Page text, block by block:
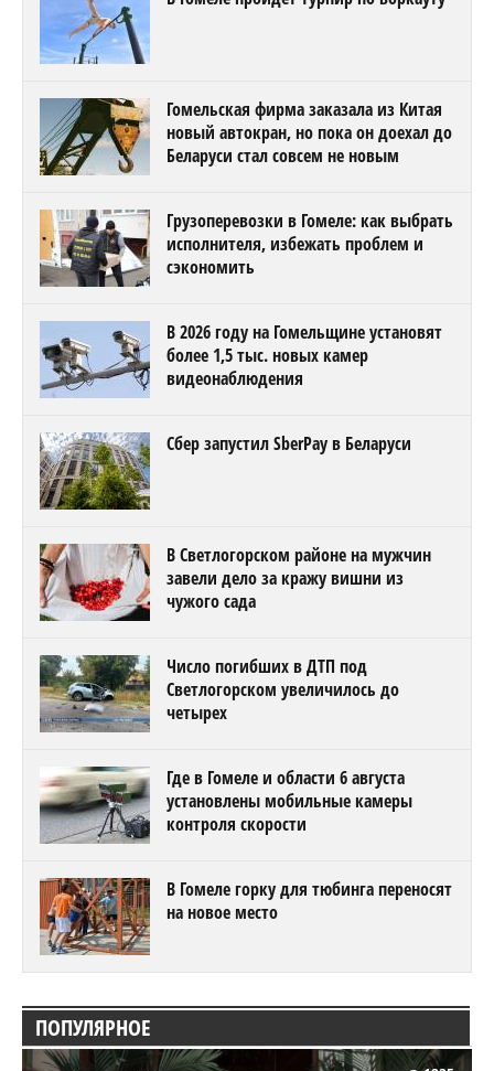
Гомельская фирма заказала из Китая
новый автокран, но пока он доехал до
Беларуси стал совсем не новым
Грузоперевозки в Гомеле: как выбрать
исполнителя, избежать проблем и
сэкономить
В 2026 году на Гомельщине установят
более 1,5 тыс. новых камер
видеонаблюдения
Сбер запустил SberPay в Беларуси
В Светлогорском районе на мужчин
завели дело за кражу вишни из
чужого сада
Число погибших в ДТП под
Светлогорском увеличилось до
четырех
Где в Гомеле и области 6 августа
установлены мобильные камеры
контроля скорости
В Гомеле горку для тюбинга переносят
на новое место
ПОПУЛЯРНОЕ